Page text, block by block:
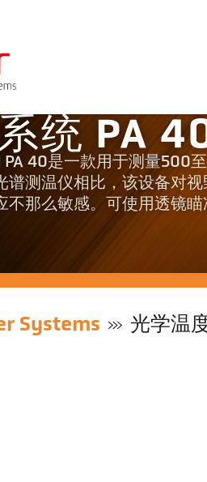
统 PA
40是一款用于测量500
谱测温仪相比，该设备对
不那么敏感。可使用透镜
Systems 光学温